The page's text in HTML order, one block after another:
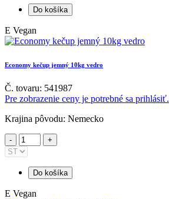
Do košíka
E Vegan
Economy kečup jemný 10kg vedro
Č. tovaru: 541987
Pre zobrazenie ceny je potrebné sa prihlásiť.
Krajina pôvodu: Nemecko
Do košíka
E Vegan